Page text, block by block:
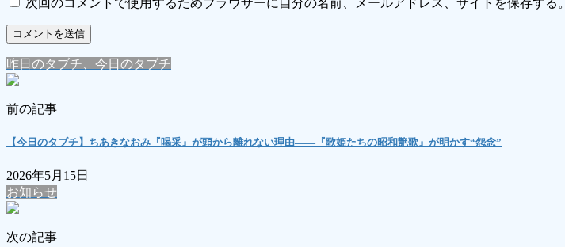
次回のコメントで使用するためブラウザーに自分の名前、メールアドレス、サイトを保存する。
昨日のタブチ、今日のタブチ
前の記事
【今日のタブチ】ちあきなおみ『喝采』が頭から離れない理由――『歌姫たちの昭和艶歌』が明かす“怨念”
2026年5月15日
お知らせ
次の記事